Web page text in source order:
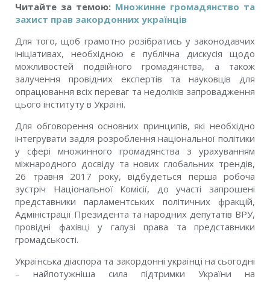
Читайте за темою: Множинне громадянство та
захист прав закордонних українців
Для того, щоб грамотно розібратись у законодавчих
ініціативах, необхідною є публічна дискусія щодо
можливостей подвійного громадянства, а також
залучення провідних експертів та науковців для
опрацювання всіх переваг та недоліків запровадження
цього інституту в Україні.
Для обговорення основних принципів, які необхідно
інтегрувати задля розроблення національної політики
у сфері множинного громадянства з урахуванням
міжнародного досвіду та нових глобальних трендів,
26 травня 2017 року, відбудеться перша робоча
зустріч Національної Комісії, до участі запрошені
представники парламентських політичних фракцій,
Адміністрації Президента та народних депутатів ВРУ,
провідні фахівці у галузі права та представники
громадськості.
Українська діаспора та закордонні українці на сьогодні
– найпотужніша сила підтримки України на